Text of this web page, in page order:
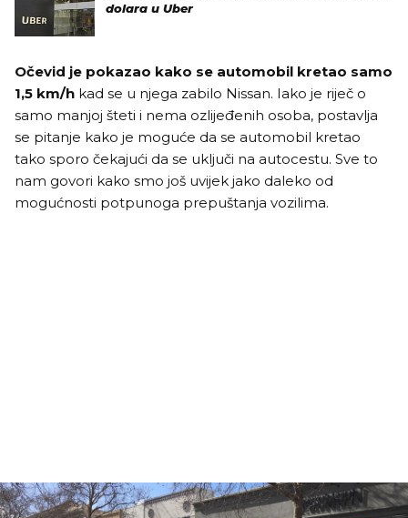
dolara u Uber
Očevid je pokazao kako se automobil kretao samo
1,5 km/h kad se u njega zabilo Nissan. Iako je riječ o
samo manjoj šteti i nema ozlijeđenih osoba, postavlja
se pitanje kako je moguće da se automobil kretao
tako sporo čekajući da se uključi na autocestu. Sve to
nam govori kako smo još uvijek jako daleko od
mogućnosti potpunoga prepuštanja vozilima.